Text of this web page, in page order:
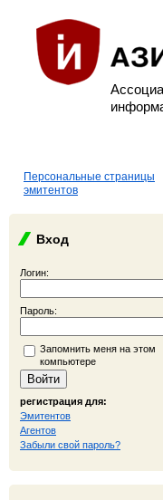
Персональные страницы
эмитентов
Вход
Логин:
Пароль:
Запомнить меня на этом
компьютере
регистрация для:
Эмитентов
Агентов
Забыли свой пароль?